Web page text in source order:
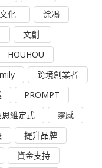
文化
涂鴉
文創
HOUHOU
跨境創業者
PROMPT
維定式
靈感
提升品牌
資金支持